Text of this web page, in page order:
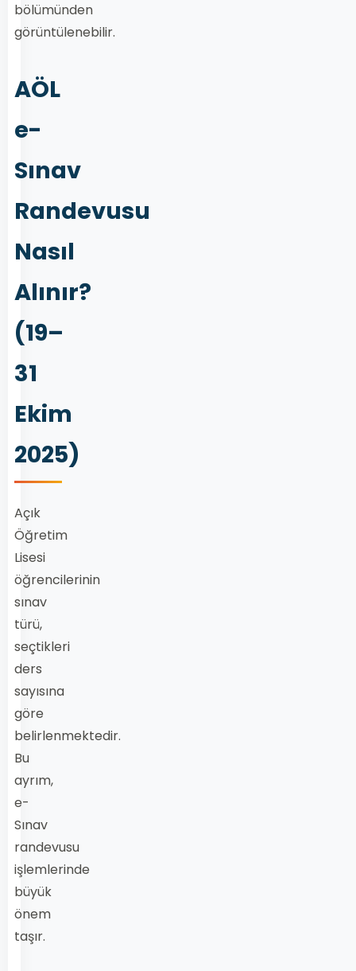
bölümünden
görüntülenebilir.
AÖL
e-
Sınav
Randevusu
Nasıl
Alınır?
(19–
31
Ekim
2025)
Açık
Öğretim
Lisesi
öğrencilerinin
sınav
türü,
seçtikleri
ders
sayısına
göre
belirlenmektedir.
Bu
ayrım,
e-
Sınav
randevusu
işlemlerinde
büyük
önem
taşır.